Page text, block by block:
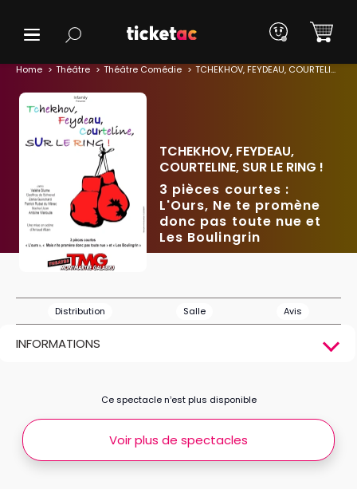
Home Théâtre Théâtre Comédie TCHEKHOV, FEYDEAU, COURTELINE, SUR LE RING !
TCHEKHOV, FEYDEAU,
COURTELINE, SUR LE RING !
3 pièces courtes :
L'Ours, Ne te promène
donc pas toute nue et
Les Boulingrin
Distribution Salle Avis
INFORMATIONS
Ce spectacle n’est plus disponible
Voir plus de spectacles